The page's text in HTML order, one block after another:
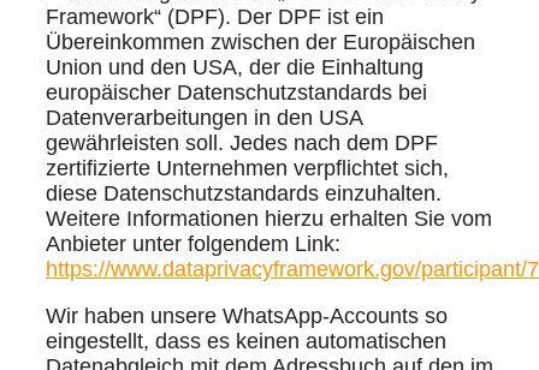
Framework“ (DPF). Der DPF ist ein
Übereinkommen zwischen der Europäischen
Union und den USA, der die Einhaltung
europäischer Datenschutzstandards bei
Datenverarbeitungen in den USA
gewährleisten soll. Jedes nach dem DPF
zertifizierte Unternehmen verpflichtet sich,
diese Datenschutzstandards einzuhalten.
Weitere Informationen hierzu erhalten Sie vom
Anbieter unter folgendem Link:
https://www.dataprivacyframework.gov/participant/
Wir haben unsere WhatsApp-Accounts so
eingestellt, dass es keinen automatischen